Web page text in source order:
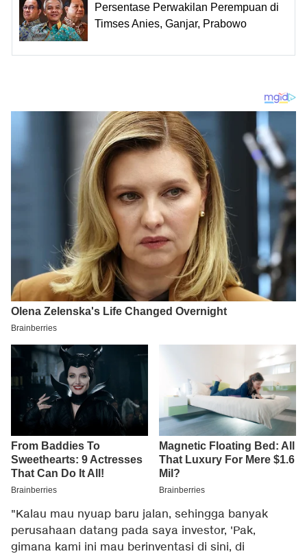
Persentase Perwakilan Perempuan di
Timses Anies, Ganjar, Prabowo
"Kalau mau nyuap baru jalan, sehingga banyak
perusahaan datang pada saya investor, 'Pak,
gimana kami ini mau berinventasi di sini, di